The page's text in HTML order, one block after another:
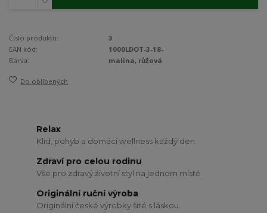
Číslo produktu:
3
EAN kód:
1000LDOT-3-18-
Barva:
malina, růžová
Do oblíbených
Relax
Klid, pohyb a domácí wellness každý den.
Zdraví pro celou rodinu
Vše pro zdravý životní styl na jednom místě.
Originální ruční výroba
Originální české výrobky šité s láskou.